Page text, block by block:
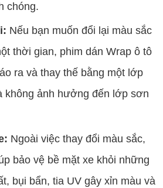
chóng.
Nếu bạn muốn đổi lại màu sắc
thời gian, phim dán Wrap ô tô
ra và thay thế bằng một lớp
không ảnh hưởng đến lớp sơn
Ngoài việc thay đổi màu sắc,
bảo vệ bề mặt xe khỏi những
bụi bẩn, tia UV gây xỉn màu và